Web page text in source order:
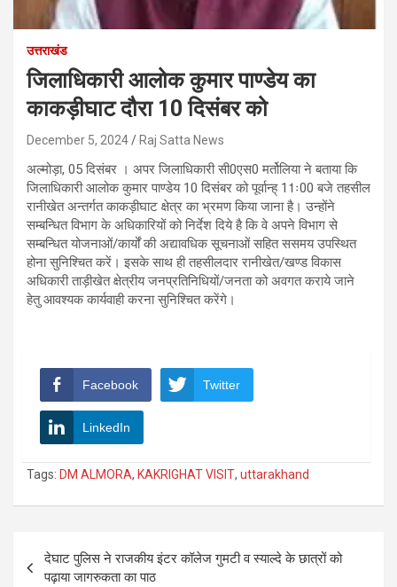
उत्तराखंड
जिलाधिकारी आलोक कुमार पाण्डेय का
काकड़ीघाट दौरा 10 दिसंबर को
December 5, 2024 Raj Satta News
अल्मोड़ा, 05 दिसंबर । अपर जिलाधिकारी सी0एस0 मर्तोलिया ने बताया कि
जिलाधिकारी आलोक कुमार पाण्डेय 10 दिसंबर को पूर्वान्ह् 11ः00 बजे तहसील
रानीखेत अन्तर्गत काकड़ीघाट क्षेत्र का भ्रमण किया जाना है। उन्होंने
सम्बन्धित विभाग के अधिकारियों को निर्देश दिये है कि वे अपने विभाग से
सम्बन्धित योजनाओं/कार्यों की अद्यावधिक सूचनाओं सहित ससमय उपस्थित
होना सुनिश्चित करें। इसके साथ ही तहसीलदार रानीखेत/खण्ड विकास
अधिकारी ताड़ीखेत क्षेत्रीय जनप्रतिनिधियों/जनता को अवगत कराये जाने
हेतु आवश्यक कार्यवाही करना सुनिश्चित करेंगे।
Facebook Twitter
LinkedIn
Tags: DM ALMORA, KAKRIGHAT VISIT, uttarakhand
Post
navigation
देघाट पुलिस ने राजकीय इंटर कॉलेज गुमटी व स्याल्दे के छात्रों को
पढ़ाया जागरुकता का पाठ